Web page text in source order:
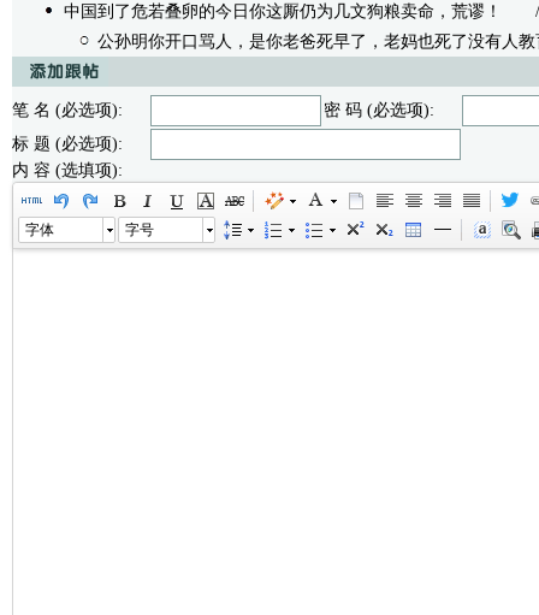
中国到了危若叠卵的今日你这厮仍为几文狗粮卖命，荒谬！
/无
公孙明你开口骂人，是你老爸死早了，老妈也死了没有人
笔 名 (必选项):
密 码 (必选项):
标 题 (必选项):
内 容 (选填项):
字体 字号